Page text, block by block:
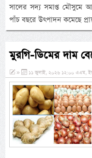
সালের সদ্য সমাপ্ত মৌসুমে
পাঁচ বছরে উৎপাদন কমেছে
মুরগি-ডিমের দাম
» ১১ জুলাই, ২০২৬ ১২:০০ এএম,